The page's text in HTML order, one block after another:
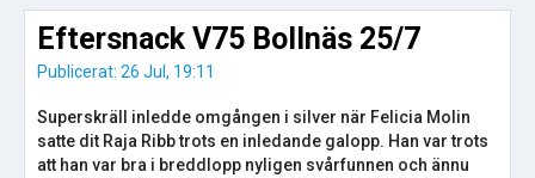
Eftersnack V75 Bollnäs 25/7
Publicerat: 26 Jul, 19:11
Superskräll inledde omgången i silver när Felicia Molin
satte dit Raja Ribb trots en inledande galopp. Han var trots
att han var bra i breddlopp nyligen svårfunnen och ännu